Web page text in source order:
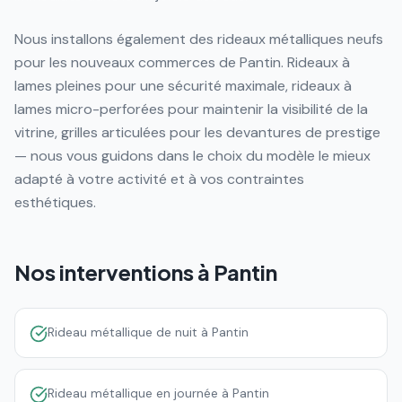
Nous installons également des rideaux métalliques neufs
pour les nouveaux commerces de Pantin. Rideaux à
lames pleines pour une sécurité maximale, rideaux à
lames micro-perforées pour maintenir la visibilité de la
vitrine, grilles articulées pour les devantures de prestige
— nous vous guidons dans le choix du modèle le mieux
adapté à votre activité et à vos contraintes
esthétiques.
Nos interventions à Pantin
Rideau métallique de nuit à Pantin
Rideau métallique en journée à Pantin